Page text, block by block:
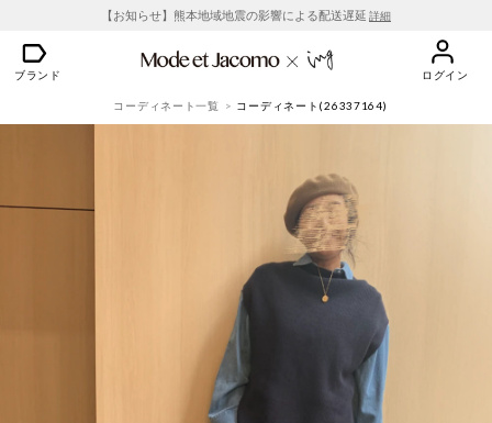
【お知らせ】熊本地域地震の影響による配送遅延 詳細
ブランド ログイン
コーディネート一覧 コーディネート(26337164)